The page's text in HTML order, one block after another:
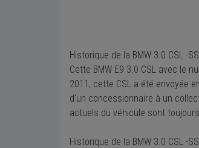
Historique de la BMW 3.0 CSL -
Cette BMW E9 3.0 CSL avec le
2011, cette CSL a été envoyée
d'un concessionnaire à un
actuels du véhicule sont
Historique de la BMW 3.0 CSL -